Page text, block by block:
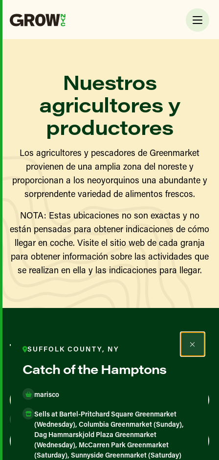
Nuestros
agricultores y
productores
Los agricultores y pescadores de Greenmarket
provienen de una amplia zona del noreste y
proporcionan a los neoyorquinos una abundante y
sorprendente variedad de alimentos frescos.
NOTA: Estas ubicaciones no son exactas y no
están pensadas para obtener indicaciones de cómo
llegar en coche. Visite el sitio web de cada granja
para obtener información sobre las actividades que
se realizan en ella y las indicaciones para llegar.
Todos los agricultores y
productores
Map View
SUFFOLK COUNTY, NY
Catch of the Hamptons
marisco
Sells at Bartel-Pritchard Square Greenmarket
(Wednesday), Columbia Greenmarket (Sunday),
Dag Hammarskjold Plaza Greenmarket
(Wednesday), McCarren Park Greenmarket
(Saturday), Sunnyside Greenmarket (Saturday)